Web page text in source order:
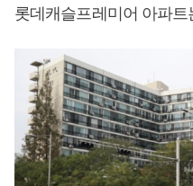
롯데캐슬프레미어 아파